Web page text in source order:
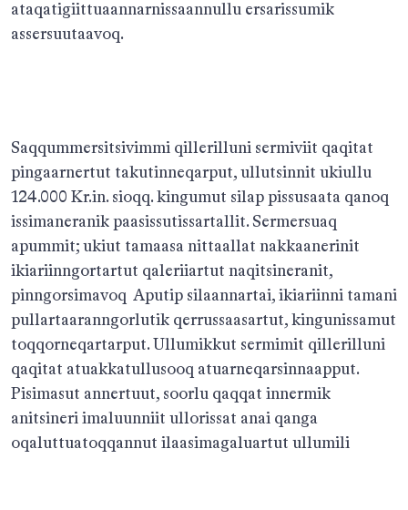
ataqatigiittuaannarnissaannullu ersarissumik
assersuutaavoq.
Saqqummersitsivimmi qillerilluni sermiviit qaqitat
pingaarnertut takutinneqarput, ullutsinnit ukiullu
124.000 Kr.in. sioqq. kingumut silap pissusaata qanoq
issimaneranik paasissutissartallit. Sermersuaq
apummit; ukiut tamaasa nittaallat nakkaanerinit
ikiariinngortartut qaleriiartut naqitsineranit,
pinngorsimavoq Aputip silaannartai, ikiariinni tamani
pullartaaranngorlutik qerrussaasartut, kingunissamut
toqqorneqartarput. Ullumikkut sermimit qillerilluni
qaqitat atuakkatullusooq atuarneqarsinnaapput.
Pisimasut annertuut, soorlu qaqqat innermik
anitsineri imaluunniit ullorissat anai qanga
oqaluttuatoqqannut ilaasimagaluartut ullumili